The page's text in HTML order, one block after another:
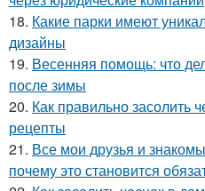
18. Какие парки имеют
дизайны
19. Весенняя помощь: что
после зимы
20. Как правильно засолить
рецепты
21. Все мои друзья и
почему это становится